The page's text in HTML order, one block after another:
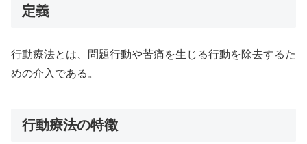
定義
行動療法とは、問題行動や苦痛を生じる行動を除去するた
めの介入である。
行動療法の特徴